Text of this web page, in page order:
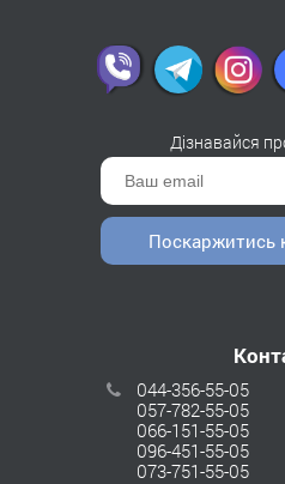
Дізнавайся
Поскаржитись
044-356-55-05
057-782-55-05
066-151-55-05
096-451-55-05
073-751-55-05